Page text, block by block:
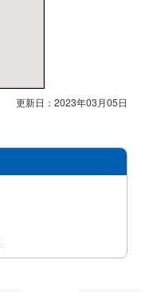
更新日：2023年03月05日